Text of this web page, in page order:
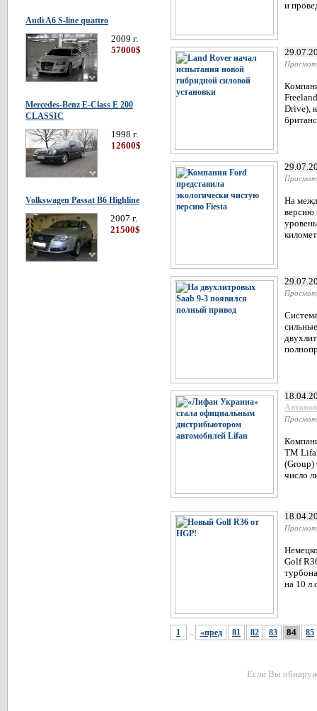
Audi A6 S-line quattro
2009 г.
57000$
Mercedes-Benz E-Class E 200
CLASSIC
1998 г.
12600$
Volkswagen Passat В6 Highline
2007 г.
21500$
и
Drive),
На
версию
ТМ
(Group)
число
Golf
на 10
1 .. «пред 81 82 83 84 85
Если Вы